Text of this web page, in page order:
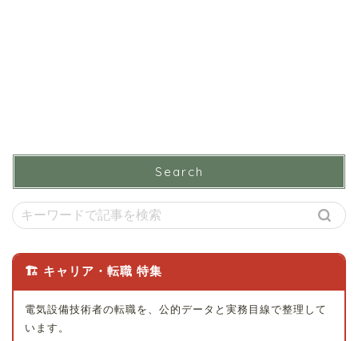
Search
🏗 キャリア・転職 特集
電気設備技術者の転職を、公的データと実務目線で整理して
います。